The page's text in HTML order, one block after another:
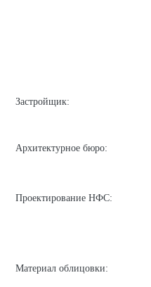
Застройщик:
Архитектурное бюро:
Проектирование НФС:
Материал облицовки: